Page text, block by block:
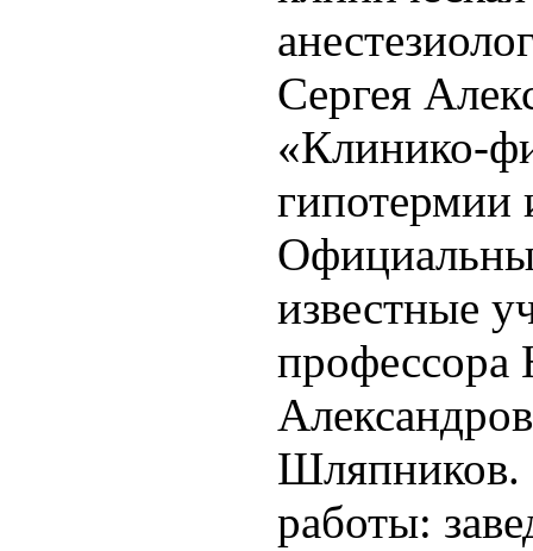
Сергея
«Клинико-
гипотермии
известные
Шляпников.
работы: